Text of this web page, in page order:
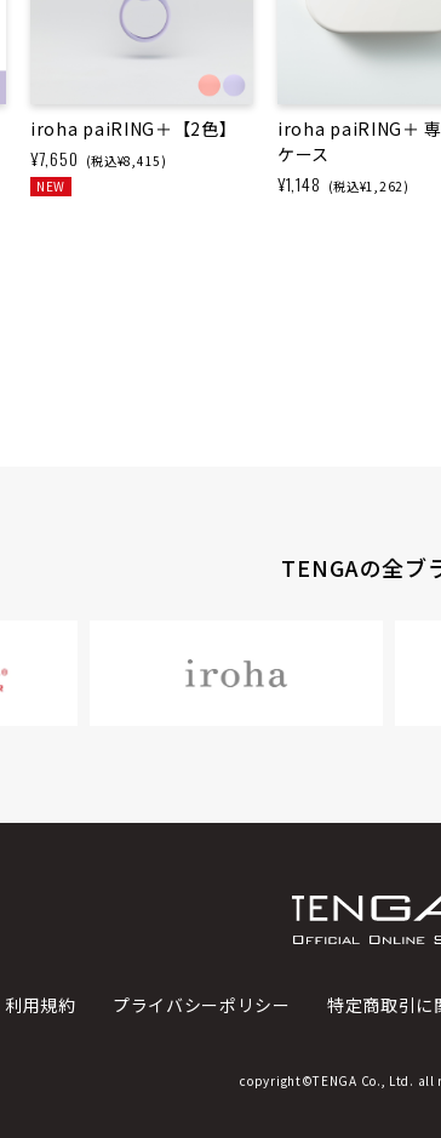
iroha paiRING＋【2色】
¥7,650 (税込¥8,415)
NEW
iroha paiRING＋
ケース
¥1,148 (税込¥1,262)
TENGAの全ブ
利用規約 プライバシーポリシー 特定商取引に
copyright©TENGA Co., Ltd. all